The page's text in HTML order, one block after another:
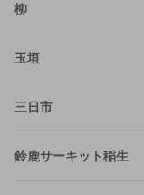
柳
玉垣
三日市
鈴鹿サーキット稲生